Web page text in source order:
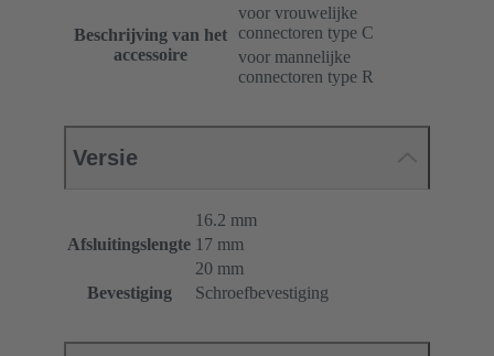
Beschrijving van het
accessoire
voor vrouwelijke
connectoren type C
voor mannelijke
connectoren type R
Versie
Afsluitingslengte
16.2 mm
17 mm
20 mm
Bevestiging
Schroefbevestiging